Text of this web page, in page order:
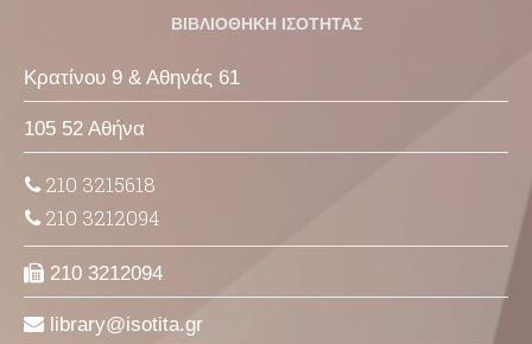
ΒΙΒΛΙΟΘΗΚΗ ΙΣΟΤΗΤΑΣ
Κρατίνου 9 & Αθηνάς 61
105 52 Αθήνα
210 3215618
210 3212094
210 3212094
library isotita gr